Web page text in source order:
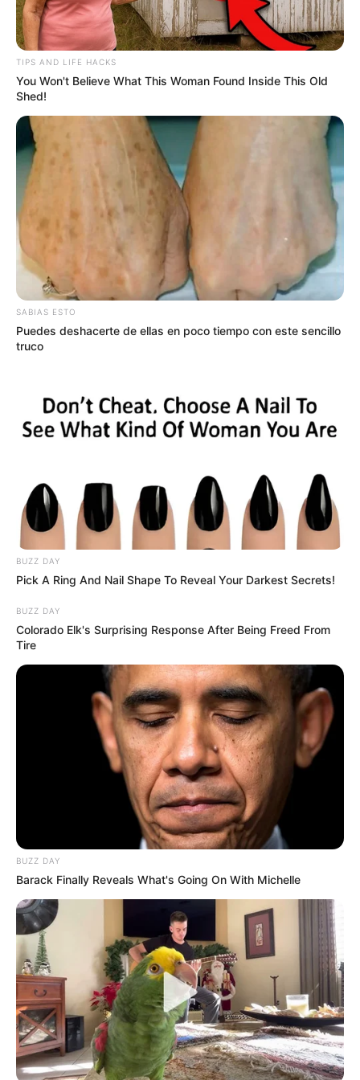
“Es impresionante cómo una
decisión personal puede levantar
tanta ámpula y dividir opiniones de
una forma tan drástica en pleno
siglo veintiuno. Ver la reacción de
la gente en internet te congela la
sangre; por un lado están quienes
defienden la libertad de amar a
quien sea, y por el otro, un clamor
unánime de indignación y
preocupación por las
consecuencias genéticas al tener
TIPS AND LIFE HACKS
You Won't Believe What This Woman Found Inside This Old
Shed!
SABIAS ESTO
Puedes deshacerte de ellas en poco tiempo con este sencillo
truco
BUZZ DAY
Pick A Ring And Nail Shape To Reveal Your Darkest Secrets!
BUZZ DAY
Colorado Elk's Surprising Response After Being Freed From
Tire
BUZZ DAY
Barack Finally Reveals What's Going On With Michelle